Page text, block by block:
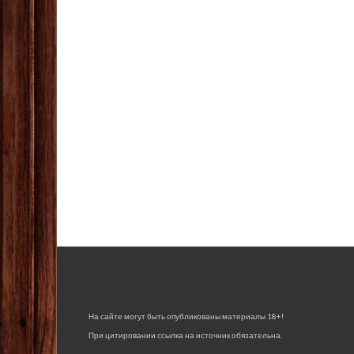
На сайте могут быть опубликованы материалы 18+!
При цитировании ссылка на источник обязательна.